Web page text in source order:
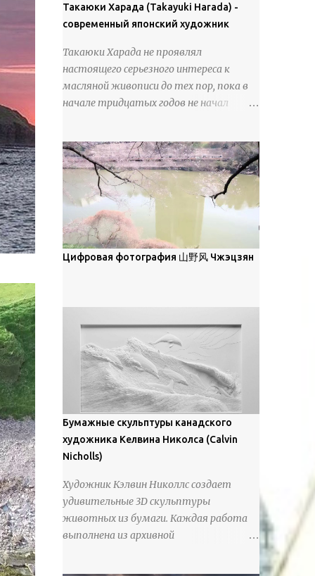
18 век. Шахматный набор "Рыцари
против турок" в шкатулке из
см, Холмогоры, 18 век....
покрова может восприниматься как
матовая. Такое свойство чаще всего
метелевого и фирнизированного снега.
Тем не менее, иногда значительное
количество кристаллов может
располагаться в одной плоскости,
поверхностной изморози. В данном
случае усиливается зеркальное
отражение, что приводит к
искристости снега, зависящей от
положения наблюдателя и высоты
солнца. Зеркальные свойства наиболее
заметны при угле солнечного света 15°
и ниже; при более высокой солнечной
описываются индикатрисой ...
Такаюки Харада (Takayuki Harada) -
современный японский художник
Такаюки Харада не проявлял
настоящего серьезного интереса к
масляной живописи до тех пор, пока в
начале тридцатых годов не начал
художественные музеи и галереи, он
был глубоко тронут и вдохновлен
красотой масляной живописи великих
мастеров. Искусствовед Брайан
Шервин прокомментировал картины
художника, заявив, что "Такаюки
Харада сочетает в себе классическую
смысле, персонажи его картин
предлагают зрителям незаконченный
рассказ, который усиливается его
уникальной манерой использования
освещения". Для просмотра всех работ,
посетите страницу –
https://www.artfinder.com/artist/takayuki-
harada/about/#/
Цифровая фотография 山野风 Чжэцзян
Бумажные скульптуры канадского
художника Келвина Николса (Calvin
Nicholls)
Художник Кэлвин Николлс создает
удивительные 3D скульптуры
животных из бумаги. Каждая работа
выполнена из архивной